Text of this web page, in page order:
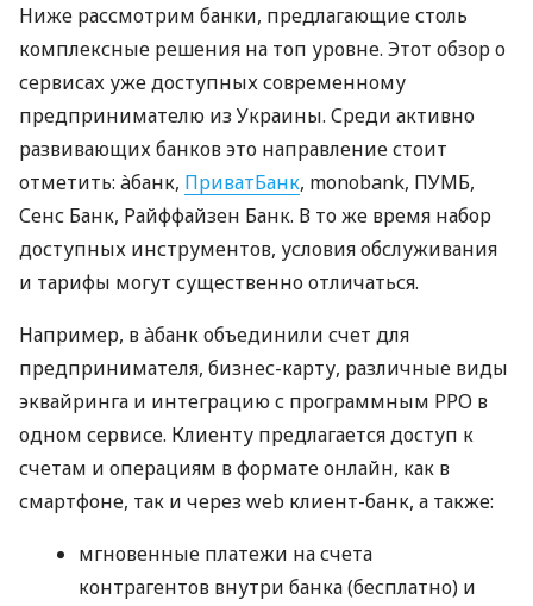
Ниже рассмотрим банки, предлагающие столь
комплексные решения на топ уровне. Этот обзор о
сервисах уже доступных современному
предпринимателю из Украины. Среди активно
развивающих банков это направление стоит
отметить: àбанк, ПриватБанк, monobank, ПУМБ,
Сенс Банк, Райффайзен Банк. В то же время набор
доступных инструментов, условия обслуживания
и тарифы могут существенно отличаться.
Например, в àбанк объединили счет для
предпринимателя, бизнес-карту, различные виды
эквайринга и интеграцию с программным РРО в
одном сервисе. Клиенту предлагается доступ к
счетам и операциям в формате онлайн, как в
смартфоне, так и через web клиент-банк, а также:
мгновенные платежи на счета
контрагентов внутри банка (бесплатно) и